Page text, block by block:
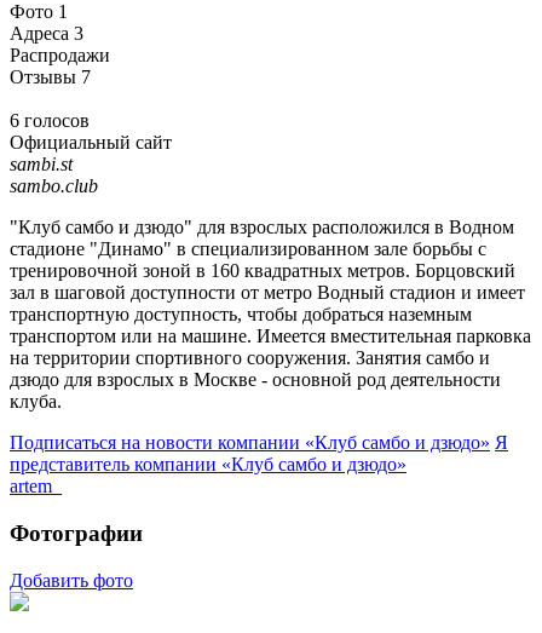
Фото 1
Адреса 3
Распродажи
Отзывы 7
6 голосов
Официальный сайт
sambi.st
sambo.club
"Клуб самбо и дзюдо" для взрослых расположился в Водном
стадионе "Динамо" в специализированном зале борьбы с
тренировочной зоной в 160 квадратных метров. Борцовский
зал в шаговой доступности от метро Водный стадион и имеет
транспортную доступность, чтобы добраться наземным
транспортом или на машине. Имеется вместительная парковка
на территории спортивного сооружения. Занятия самбо и
дзюдо для взрослых в Москве - основной род деятельности
клуба.
Подписаться на новости компании «Клуб самбо и дзюдо» Я
представитель компании «Клуб самбо и дзюдо»
artem_
Фотографии
Добавить фото